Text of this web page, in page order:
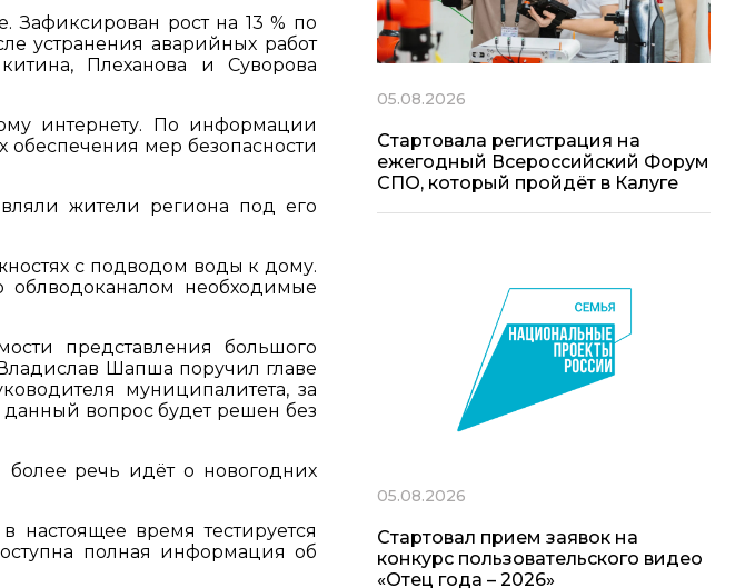
Зафиксирован рост на 13 % по
устранения аварийных работ
Плеханова и Суворова
интернету. По информации
мер безопасности
жители региона под его
с подводом воды к дому.
необходимые
представления большого
Шапша поручил главе
муниципалитета, за
вопрос будет решен без
более речь идёт о новогодних
время тестируется
полная информация об
05.08.2026
Стартовала регистрация на
ежегодный Всероссийский Форум
СПО, который пройдёт в Калуге
05.08.2026
Стартовал прием заявок на
конкурс пользовательского видео
«Отец года – 2026»